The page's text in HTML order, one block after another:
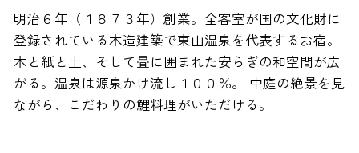
明治６年（１８７３年）創業。全客室が国の文化財に
登録されている木造建築で東山温泉を代表するお宿。
木と紙と土、そして畳に囲まれた安らぎの和空間が広
がる。温泉は源泉かけ流し１００％。 中庭の絶景を見
ながら、こだわりの鯉料理がいただける。